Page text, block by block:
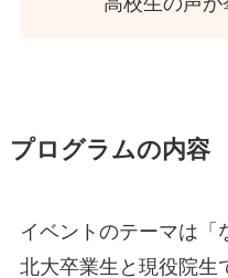
プログラムの内容
イベントのテーマは「
北大卒業生と現役院生